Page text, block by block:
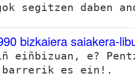
k segitzen daben
bizkaiera saiakera-
eiñbizuan, e?
es ein!.